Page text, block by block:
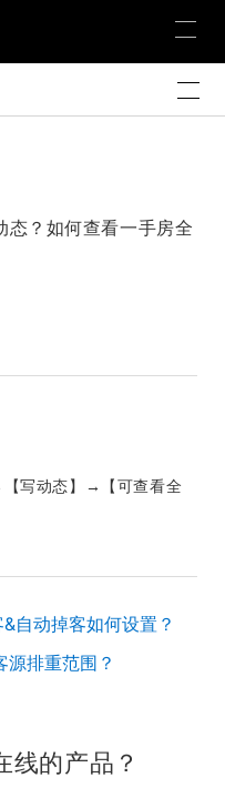
态？如何查看一手房全
写动态】→【可查看全
自动掉客如何设置？
源排重范围？
线的产品？